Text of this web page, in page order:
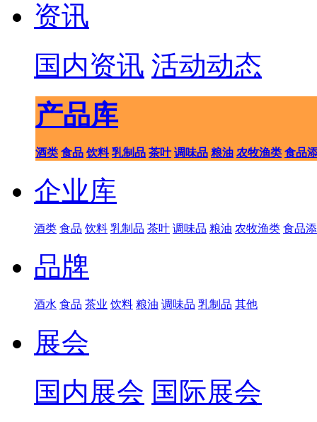
资讯
国内资讯 活动动态
产品库
酒类 食品 饮料 乳制品 茶叶 调味品 粮油 农牧渔类 食品
企业库
酒类 食品 饮料 乳制品 茶叶 调味品 粮油 农牧渔类 食品
品牌
酒水 食品 茶业 饮料 粮油 调味品 乳制品 其他
展会
国内展会 国际展会